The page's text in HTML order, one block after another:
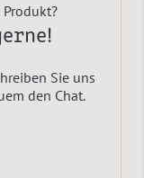
Sie uns
den Chat.